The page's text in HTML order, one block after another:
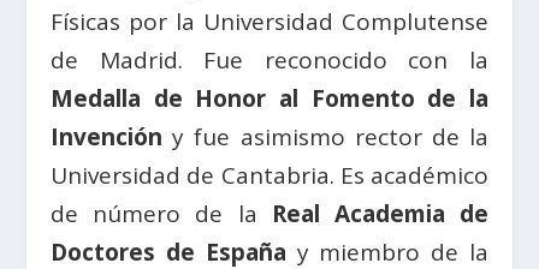
Físicas por la Universidad Complutense
de Madrid. Fue reconocido con la
Medalla de Honor al Fomento de la
Invención y fue asimismo rector de la
Universidad de Cantabria. Es académico
de número de la Real Academia de
Doctores de España y miembro de la